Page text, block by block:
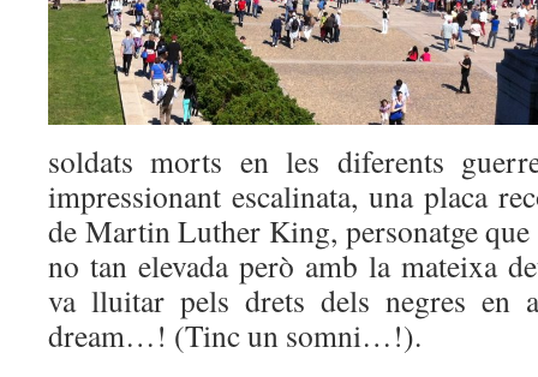
soldats morts en les diferents
impressionant escalinata, una placa
de Martin Luther King, personatge que
no tan elevada però amb la mateixa
va lluitar pels drets dels negres en
dream…! (Tinc un somni…!).